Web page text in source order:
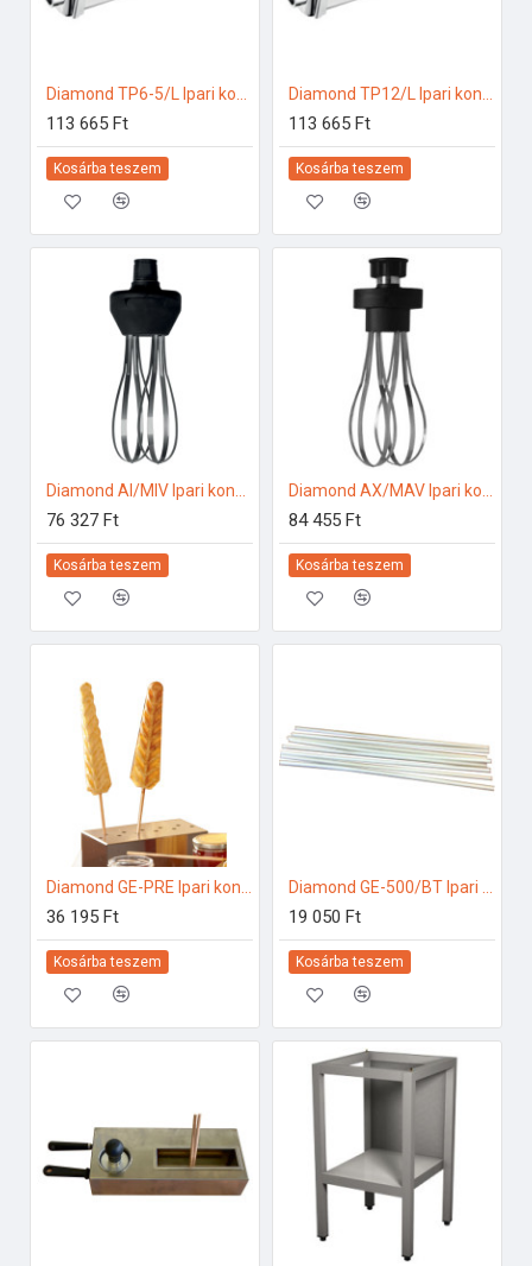
113 665 Ft
Kosárba teszem
113 665 Ft
Kosárba teszem
76 327 Ft
Kosárba teszem
84 455 Ft
Kosárba teszem
36 195 Ft
Kosárba teszem
19 050 Ft
Kosárba teszem